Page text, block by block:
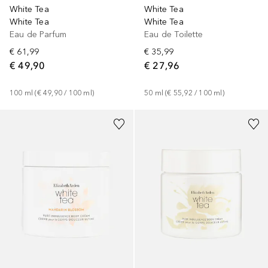
White Tea
White Tea
Eau de Parfum
€ 61,99
€ 49,90
100 ml (€ 49,90 / 100 ml )
White Tea
White Tea
Eau de Toilette
€ 35,99
€ 27,96
50 ml (€ 55,92 / 100 ml )